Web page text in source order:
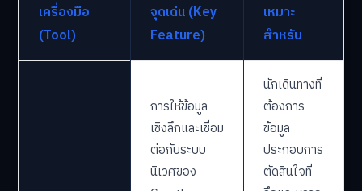
เครื่องมือ
(Tool)
จุดเด่น (Key
Feature)
เหมาะ
สำหรับ
การให้ข้อมูล
เชิงลึกและเชื่อม
ต่อกับระบบ
นิเวศของ
นักเดินทางที่
ต้องการ
ข้อมูล
ประกอบการ
ตัดสินใจที่